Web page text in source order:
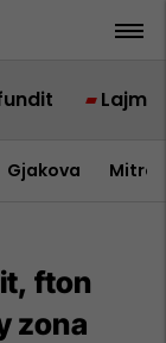
Lajme
Gjakova
fton
zona